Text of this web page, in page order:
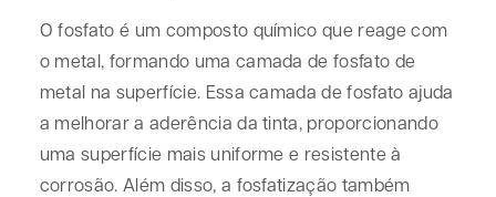
O fosfato é um composto químico que reage com
o metal, formando uma camada de fosfato de
metal na superfície. Essa camada de fosfato ajuda
a melhorar a aderência da tinta, proporcionando
uma superfície mais uniforme e resistente à
corrosão. Além disso, a fosfatização também